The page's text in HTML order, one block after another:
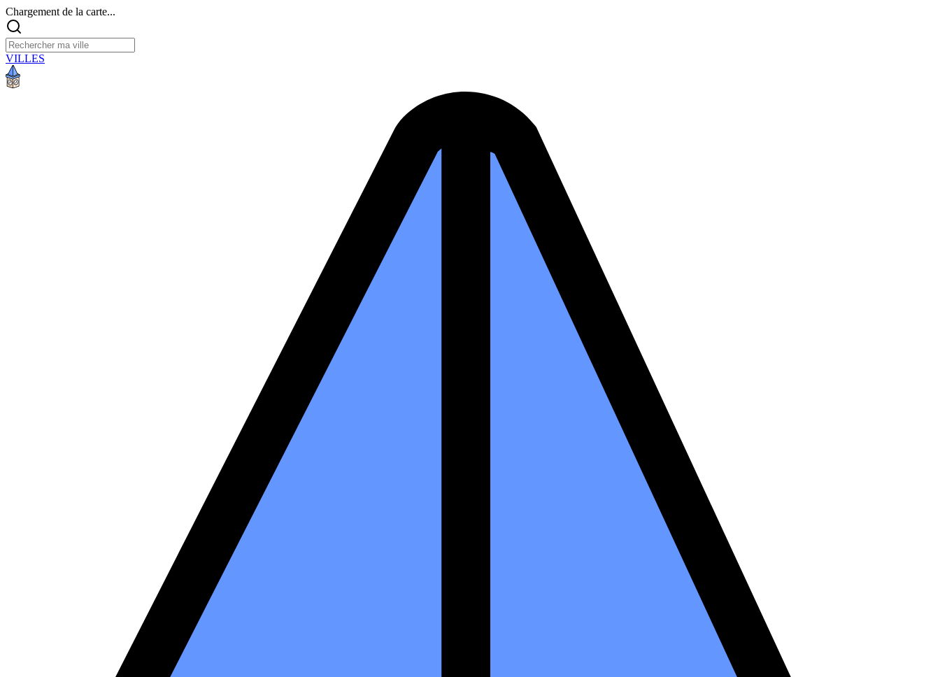
Chargement de la carte...
VILLES